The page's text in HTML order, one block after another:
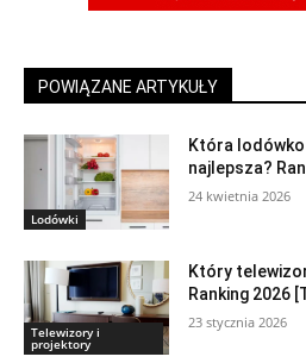
POWIĄZANE ARTYKUŁY
Lodówki
Która
najlepsza?
24 kwietnia 2026
Telewizory i
projektory
Który
Ranking 2026
23 stycznia 2026